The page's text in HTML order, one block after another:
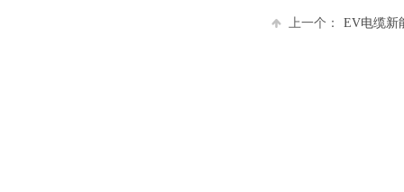
上一个： EV电缆新